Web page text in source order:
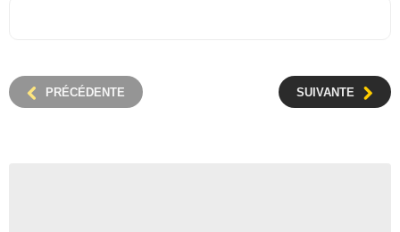
PRÉCÉDENTE SUIVANTE